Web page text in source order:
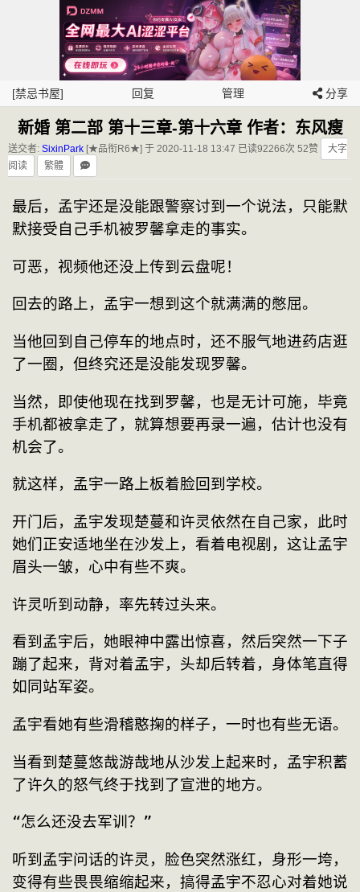
[禁忌书屋] 回复 管理 分享
新婚 第二部 第十三章-第十六章 作者：东风瘦
送交者: SixinPark [★品衔R6★] 于 2020-11-18 13:47 已读92266次 52赞
大字
阅读
繁體
最后，孟宇还是没能跟警察讨到一个说法，只能默
默接受自己手机被罗馨拿走的事实。
可恶，视频他还没上传到云盘呢！
回去的路上，孟宇一想到这个就满满的憋屈。
当他回到自己停车的地点时，还不服气地进药店逛
了一圈，但终究还是没能发现罗馨。
当然，即使他现在找到罗馨，也是无计可施，毕竟
手机都被拿走了，就算想要再录一遍，估计也没有
机会了。
就这样，孟宇一路上板着脸回到学校。
开门后，孟宇发现楚蔓和许灵依然在自己家，此时
她们正安适地坐在沙发上，看着电视剧，这让孟宇
眉头一皱，心中有些不爽。
许灵听到动静，率先转过头来。
看到孟宇后，她眼神中露出惊喜，然后突然一下子
蹦了起来，背对着孟宇，头却后转着，身体笔直得
如同站军姿。
孟宇看她有些滑稽憨掬的样子，一时也有些无语。
当看到楚蔓悠哉游哉地从沙发上起来时，孟宇积蓄
了许久的怒气终于找到了宣泄的地方。
“怎么还没去军训？”
听到孟宇问话的许灵，脸色突然涨红，身形一垮，
变得有些畏畏缩缩起来，搞得孟宇不忍心对着她说